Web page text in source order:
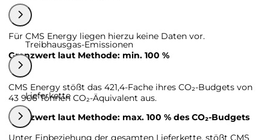
Für CMS Energy liegen hierzu keine Daten vor.
Grenzwert laut Methode: min. 100 %
Treibhausgas-Emissionen
CMS Energy stößt das 421,4-Fache ihres CO₂-Budgets von
43 906 Tonnen CO₂-Äquivalent aus.
Grenzwert laut Methode: max. 100 % des CO₂-Budgets
Lieferkette
Unter Einbeziehung der gesamten Lieferkette, stößt CMS